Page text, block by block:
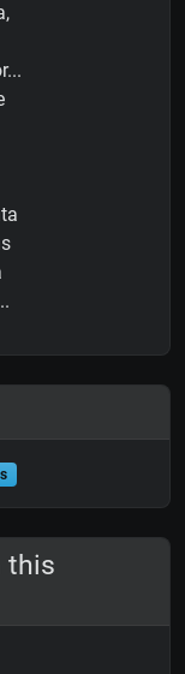
this